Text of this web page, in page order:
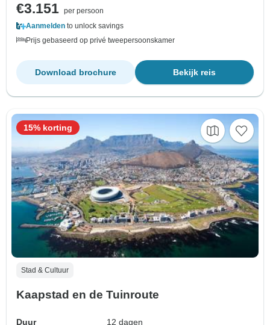
€3.151 per persoon
Aanmelden to unlock savings
Prijs gebaseerd op privé tweepersoonskamer
Bekijk reis
Download brochure
Stad & Cultuur
Kaapstad en de Tuinroute
Duur 12 dagen
15% korting